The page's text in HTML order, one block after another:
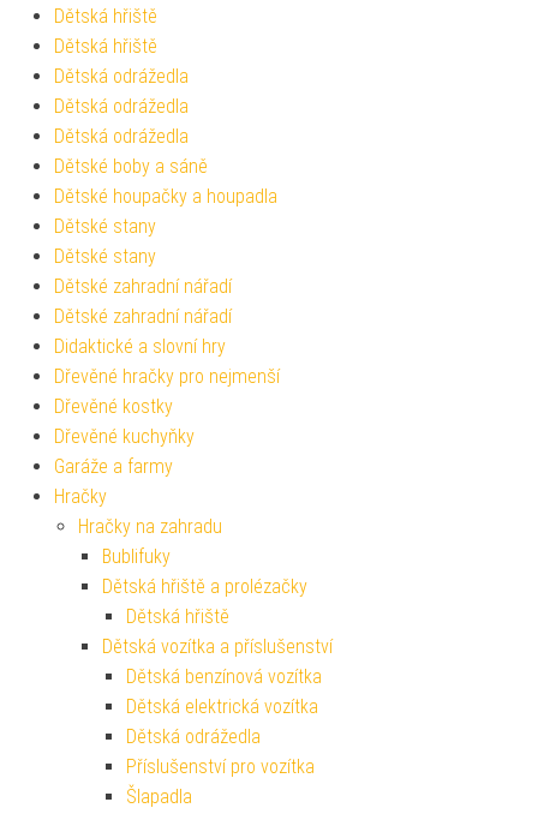
Dětská hřiště
Dětská hřiště
Dětská odrážedla
Dětská odrážedla
Dětská odrážedla
Dětské boby a sáně
Dětské houpačky a houpadla
Dětské stany
Dětské stany
Dětské zahradní nářadí
Dětské zahradní nářadí
Didaktické a slovní hry
Dřevěné hračky pro nejmenší
Dřevěné kostky
Dřevěné kuchyňky
Garáže a farmy
Hračky
Hračky na zahradu
Bublifuky
Dětská hřiště a prolézačky
Dětská hřiště
Dětská vozítka a příslušenství
Dětská benzínová vozítka
Dětská elektrická vozítka
Dětská odrážedla
Příslušenství pro vozítka
Šlapadla